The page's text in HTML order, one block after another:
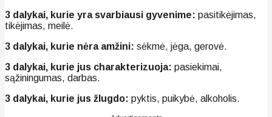
3 dalykai, kurie yra svarbiausi gyvenime: pasitikėjimas,
tikėjimas, meilė.
3 dalykai, kurie nėra amžini: sėkmė, jėga, gerovė.
3 dalykai, kurie jus charakterizuoja: pasiekimai,
sąžiningumas, darbas.
3 dalykai, kurie jus žlugdo: pyktis, puikybė, alkoholis.